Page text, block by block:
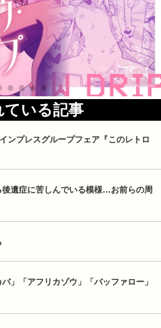
ている記事
ンプレスグループフェア『このレトロ
後遺症に苦しんでいる模様…お前らの周
」「アフリカゾウ」「バッファロー」